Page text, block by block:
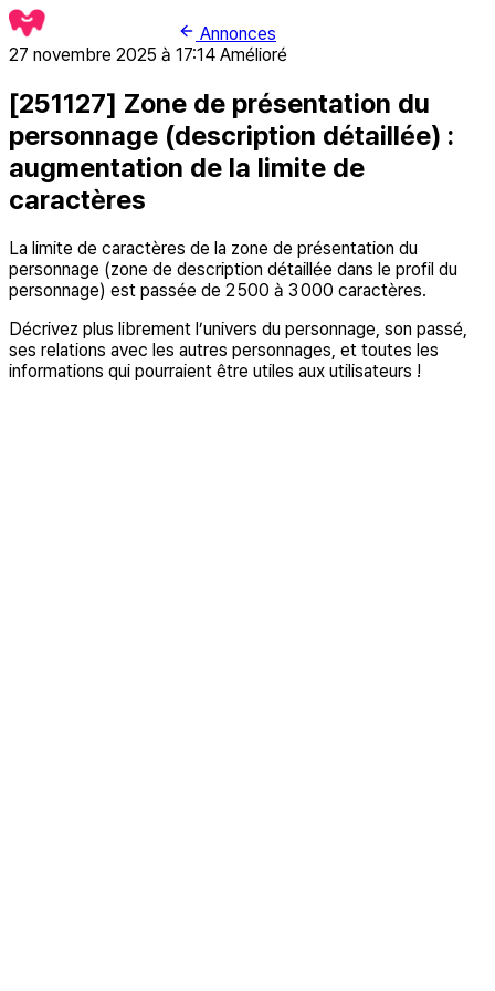
Annonces
27 novembre 2025 à 17:14 Amélioré
[251127] Zone de présentation du
personnage (description détaillée) :
augmentation de la limite de
caractères
La limite de caractères de la zone de présentation du
personnage (zone de description détaillée dans le profil du
personnage) est passée de 2 500 à 3 000 caractères.
Décrivez plus librement l’univers du personnage, son passé,
ses relations avec les autres personnages, et toutes les
informations qui pourraient être utiles aux utilisateurs !